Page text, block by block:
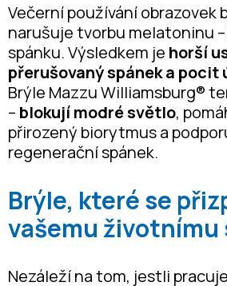
Večerní používání obrazovek
narušuje tvorbu melatoninu
spánku. Výsledkem je horší
přerušovaný spánek a pocit
Brýle Mazzu Williamsburg®
– blokují modré světlo,
přirozený biorytmus a
regenerační spánek.
Brýle, které se
vašemu životnímu
Nezáleží na tom, jestli